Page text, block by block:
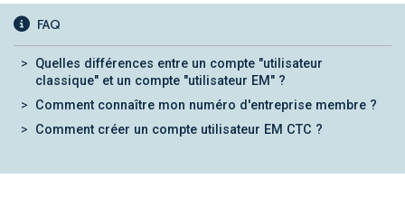
FAQ
Quelles différences entre un compte "utilisateur
classique" et un compte "utilisateur EM" ?
Comment connaître mon numéro d'entreprise membre ?
Comment créer un compte utilisateur EM CTC ?